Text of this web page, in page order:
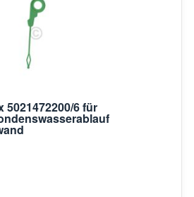
5021472200/6 für